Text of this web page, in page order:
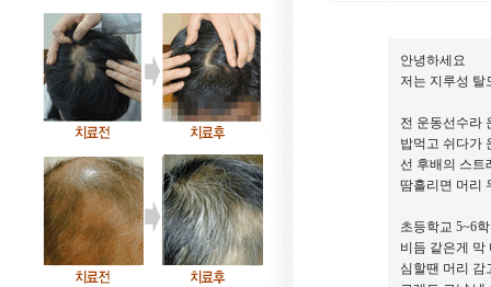
안녕하세요
저는 지루성 탈
전 운동선수라
밥먹고 쉬다가
선 후배의 스트
땀흘리면 머리
초등학교 5~6
비듬 같은게 막
심할땐 머리 감